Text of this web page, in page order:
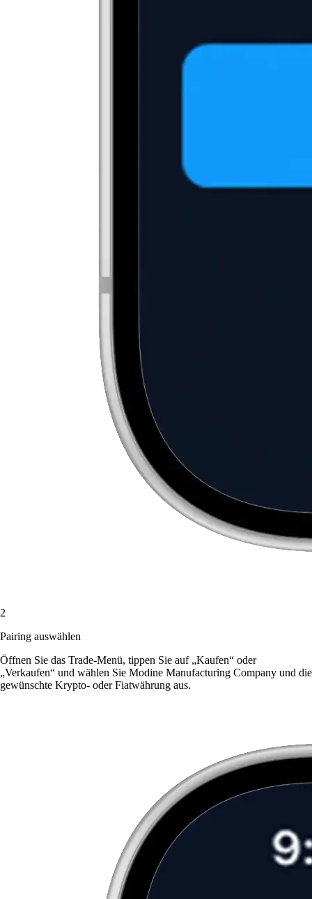
2
Pairing auswählen
Öffnen Sie das Trade-Menü, tippen Sie auf „Kaufen“ oder
„Verkaufen“ und wählen Sie Modine Manufacturing Company und die
gewünschte Krypto- oder Fiatwährung aus.